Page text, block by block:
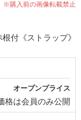
※購入前の画像転載禁止
付《ストラップ》
オープンプライス
格は会員のみ公開